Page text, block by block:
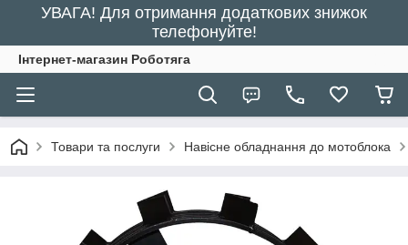
УВАГА! Для отримання додаткових знижок
телефонуйте!
Інтернет-магазин Роботяга
Товари та послуги Навісне обладнання до мотоблока